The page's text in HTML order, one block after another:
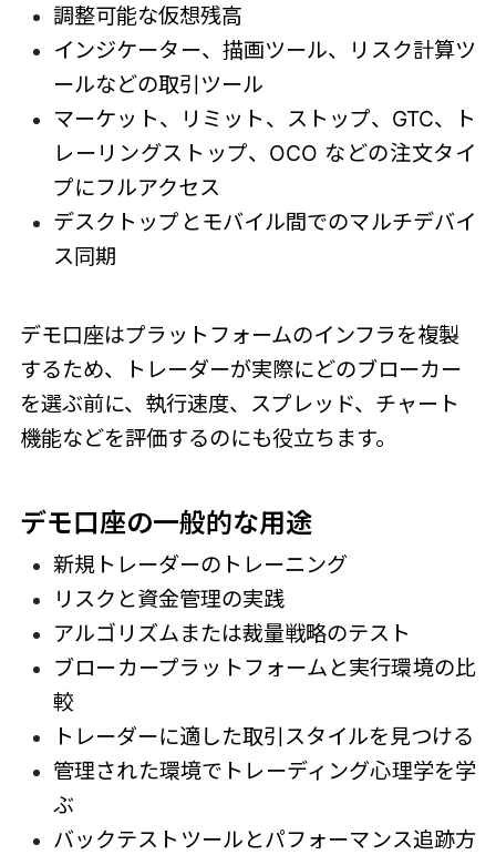
調整可能な仮想残高
インジケーター、描画ツール、リスク計算ツ
ールなどの取引ツール
マーケット、リミット、ストップ、GTC、ト
レーリングストップ、OCO などの注文タイ
プにフルアクセス
デスクトップとモバイル間でのマルチデバイ
ス同期
デモ口座はプラットフォームのインフラを複製
するため、トレーダーが実際にどのブローカー
を選ぶ前に、執行速度、スプレッド、チャート
機能などを評価するのにも役立ちます。
デモ口座の一般的な用途
新規トレーダーのトレーニング
リスクと資金管理の実践
アルゴリズムまたは裁量戦略のテスト
ブローカープラットフォームと実行環境の比
較
トレーダーに適した取引スタイルを見つける
管理された環境でトレーディング心理学を学
ぶ
バックテストツールとパフォーマンス追跡方